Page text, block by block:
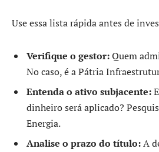
Use essa lista rápida antes de
Verifique o gestor:Quem
No caso, é a Pátria
Entenda o ativo subjacente:
dinheiro será aplicado?
Energia.
Analise o prazo do título:A